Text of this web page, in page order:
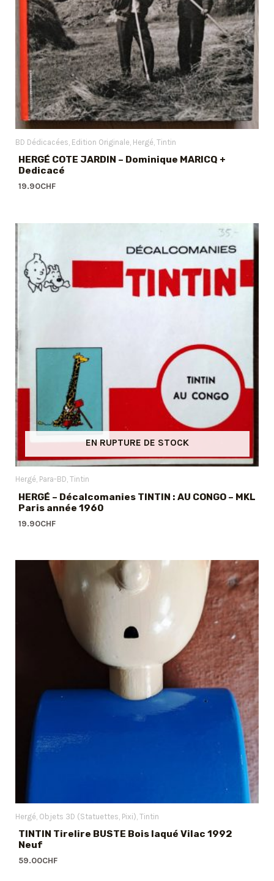
BD Dédicacées Edition Originale Hergé Tintin
HERGÉ COTE JARDIN – Dominique MARICQ +
Dedicacé
19.90CHF
EN RUPTURE DE STOCK
Hergé Para-BD Tintin
HERGÉ – Décalcomanies TINTIN : AU CONGO – MKL
Paris année 1960
19.90CHF
Hergé Objets 3D (Statuettes, Pixi) Tintin
TINTIN Tirelire BUSTE Bois laqué Vilac 1992
Neuf
59.00CHF